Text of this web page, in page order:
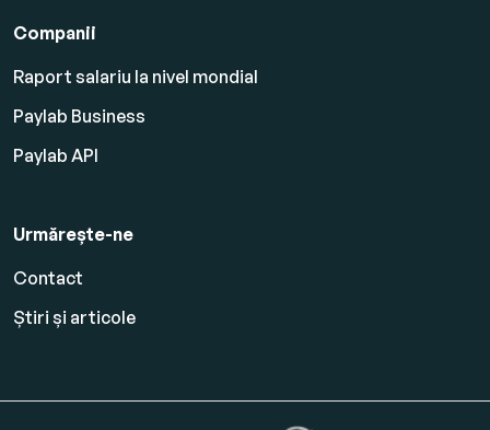
Companii
Raport salariu la nivel mondial
Paylab Business
Paylab API
Urmărește-ne
Contact
Știri și articole